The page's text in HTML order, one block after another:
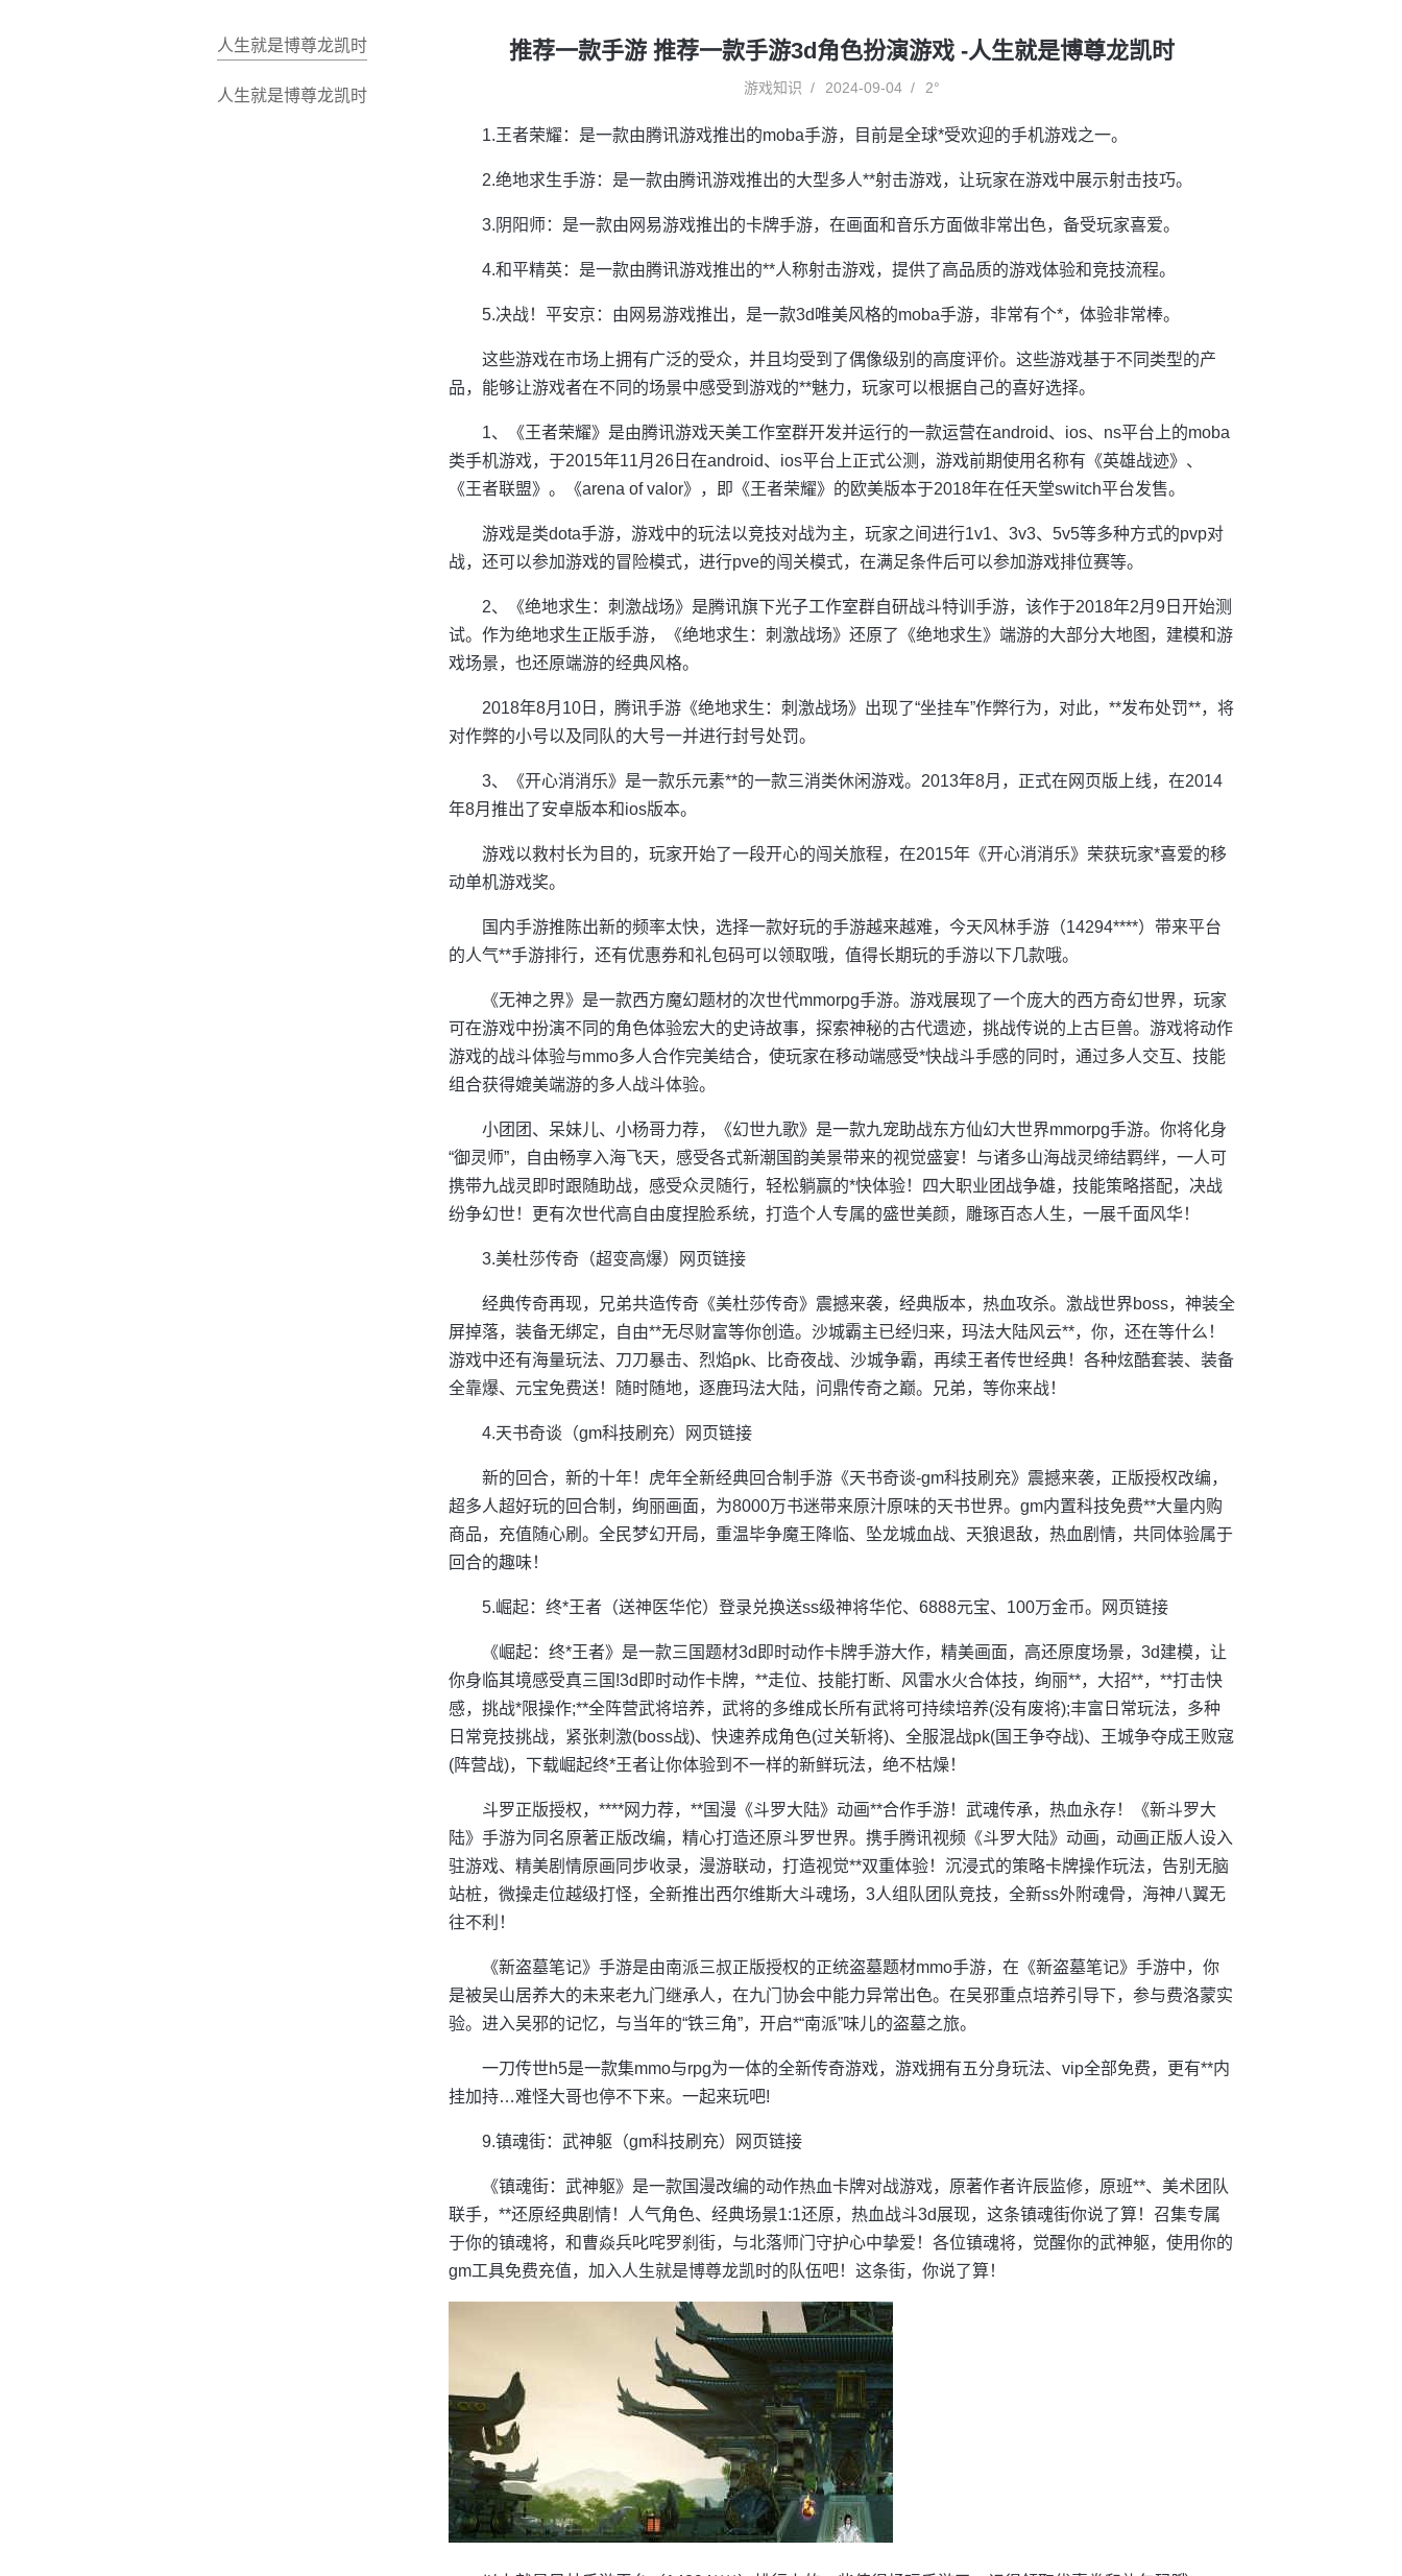
人生就是博尊龙凯时
人生就是博尊龙凯时
推荐一款手游 推荐一款手游3d角色扮演游戏 -人生就是博尊龙凯时
游戏知识 2024-09-04 2°
1.王者荣耀：是一款由腾讯游戏推出的moba手游，目前是全球*受欢迎的手机游戏之一。
2.绝地求生手游：是一款由腾讯游戏推出的大型多人**射击游戏，让玩家在游戏中展示射击技巧。
3.阴阳师：是一款由网易游戏推出的卡牌手游，在画面和音乐方面做非常出色，备受玩家喜爱。
4.和平精英：是一款由腾讯游戏推出的**人称射击游戏，提供了高品质的游戏体验和竞技流程。
5.决战！平安京：由网易游戏推出，是一款3d唯美风格的moba手游，非常有个*，体验非常棒。
这些游戏在市场上拥有广泛的受众，并且均受到了偶像级别的高度评价。这些游戏基于不同类型的产
品，能够让游戏者在不同的场景中感受到游戏的**魅力，玩家可以根据自己的喜好选择。
1、《王者荣耀》是由腾讯游戏天美工作室群开发并运行的一款运营在android、ios、ns平台上的moba
类手机游戏，于2015年11月26日在android、ios平台上正式公测，游戏前期使用名称有《英雄战迹》、
《王者联盟》。《arena of valor》，即《王者荣耀》的欧美版本于2018年在任天堂switch平台发售。
游戏是类dota手游，游戏中的玩法以竞技对战为主，玩家之间进行1v1、3v3、5v5等多种方式的pvp对
战，还可以参加游戏的冒险模式，进行pve的闯关模式，在满足条件后可以参加游戏排位赛等。
2、《绝地求生：刺激战场》是腾讯旗下光子工作室群自研战斗特训手游，该作于2018年2月9日开始测
试。作为绝地求生正版手游，《绝地求生：刺激战场》还原了《绝地求生》端游的大部分大地图，建模和游
戏场景，也还原端游的经典风格。
2018年8月10日，腾讯手游《绝地求生：刺激战场》出现了“坐挂车”作弊行为，对此，**发布处罚**，将
对作弊的小号以及同队的大号一并进行封号处罚。
3、《开心消消乐》是一款乐元素**的一款三消类休闲游戏。2013年8月，正式在网页版上线，在2014
年8月推出了安卓版本和ios版本。
游戏以救村长为目的，玩家开始了一段开心的闯关旅程，在2015年《开心消消乐》荣获玩家*喜爱的移
动单机游戏奖。
国内手游推陈出新的频率太快，选择一款好玩的手游越来越难，今天风林手游（14294****）带来平台
的人气**手游排行，还有优惠券和礼包码可以领取哦，值得长期玩的手游以下几款哦。
《无神之界》是一款西方魔幻题材的次世代mmorpg手游。游戏展现了一个庞大的西方奇幻世界，玩家
可在游戏中扮演不同的角色体验宏大的史诗故事，探索神秘的古代遗迹，挑战传说的上古巨兽。游戏将动作
游戏的战斗体验与mmo多人合作完美结合，使玩家在移动端感受*快战斗手感的同时，通过多人交互、技能
组合获得媲美端游的多人战斗体验。
小团团、呆妹儿、小杨哥力荐，《幻世九歌》是一款九宠助战东方仙幻大世界mmorpg手游。你将化身
“御灵师”，自由畅享入海飞天，感受各式新潮国韵美景带来的视觉盛宴！与诸多山海战灵缔结羁绊，一人可
携带九战灵即时跟随助战，感受众灵随行，轻松躺赢的*快体验！四大职业团战争雄，技能策略搭配，决战
纷争幻世！更有次世代高自由度捏脸系统，打造个人专属的盛世美颜，雕琢百态人生，一展千面风华！
3.美杜莎传奇（超变高爆）网页链接
经典传奇再现，兄弟共造传奇《美杜莎传奇》震撼来袭，经典版本，热血攻杀。激战世界boss，神装全
屏掉落，装备无绑定，自由**无尽财富等你创造。沙城霸主已经归来，玛法大陆风云**，你，还在等什么！
游戏中还有海量玩法、刀刀暴击、烈焰pk、比奇夜战、沙城争霸，再续王者传世经典！各种炫酷套装、装备
全靠爆、元宝免费送！随时随地，逐鹿玛法大陆，问鼎传奇之巅。兄弟，等你来战！
4.天书奇谈（gm科技刷充）网页链接
新的回合，新的十年！虎年全新经典回合制手游《天书奇谈-gm科技刷充》震撼来袭，正版授权改编，
超多人超好玩的回合制，绚丽画面，为8000万书迷带来原汁原味的天书世界。gm内置科技免费**大量内购
商品，充值随心刷。全民梦幻开局，重温毕争魔王降临、坠龙城血战、天狼退敌，热血剧情，共同体验属于
回合的趣味！
5.崛起：终*王者（送神医华佗）登录兑换送ss级神将华佗、6888元宝、100万金币。网页链接
《崛起：终*王者》是一款三国题材3d即时动作卡牌手游大作，精美画面，高还原度场景，3d建模，让
你身临其境感受真三国!3d即时动作卡牌，**走位、技能打断、风雷水火合体技，绚丽**，大招**，**打击快
感，挑战*限操作;**全阵营武将培养，武将的多维成长所有武将可持续培养(没有废将);丰富日常玩法，多种
日常竞技挑战，紧张刺激(boss战)、快速养成角色(过关斩将)、全服混战pk(国王争夺战)、王城争夺成王败寇
(阵营战)，下载崛起终*王者让你体验到不一样的新鲜玩法，绝不枯燥！
斗罗正版授权，****网力荐，**国漫《斗罗大陆》动画**合作手游！武魂传承，热血永存！《新斗罗大
陆》手游为同名原著正版改编，精心打造还原斗罗世界。携手腾讯视频《斗罗大陆》动画，动画正版人设入
驻游戏、精美剧情原画同步收录，漫游联动，打造视觉**双重体验！沉浸式的策略卡牌操作玩法，告别无脑
站桩，微操走位越级打怪，全新推出西尔维斯大斗魂场，3人组队团队竞技，全新ss外附魂骨，海神八翼无
往不利！
《新盗墓笔记》手游是由南派三叔正版授权的正统盗墓题材mmo手游，在《新盗墓笔记》手游中，你
是被吴山居养大的未来老九门继承人，在九门协会中能力异常出色。在吴邪重点培养引导下，参与费洛蒙实
验。进入吴邪的记忆，与当年的“铁三角”，开启*“南派”味儿的盗墓之旅。
一刀传世h5是一款集mmo与rpg为一体的全新传奇游戏，游戏拥有五分身玩法、vip全部免费，更有**内
挂加持…难怪大哥也停不下来。一起来玩吧!
9.镇魂街：武神躯（gm科技刷充）网页链接
《镇魂街：武神躯》是一款国漫改编的动作热血卡牌对战游戏，原著作者许辰监修，原班**、美术团队
联手，**还原经典剧情！人气角色、经典场景1:1还原，热血战斗3d展现，这条镇魂街你说了算！召集专属
于你的镇魂将，和曹焱兵叱咤罗刹街，与北落师门守护心中挚爱！各位镇魂将，觉醒你的武神躯，使用你的
gm工具免费充值，加入人生就是博尊龙凯时的队伍吧！这条街，你说了算！